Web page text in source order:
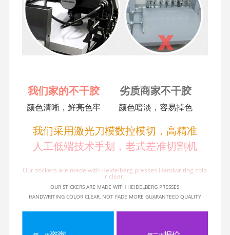
我们家的不干胶
颜色清晰，鲜亮色牢
劣质商家不干胶
颜色暗淡，容易掉色
我们采用激光刀模数控模切，高精准
人工低端技术手划，老式差准切割机
Our stickers are made with Heidelberg presses Handwriting colo
r clear,
OUR STICKERS ARE MADE WITH HEIDELBERG PRESSES
HANDWRITING COLOR CLEAR, NOT FADE MORE GUARANTEED QUALITY